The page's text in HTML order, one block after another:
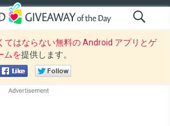
てはならない無料の Android アプリとゲ
ムを提供します。